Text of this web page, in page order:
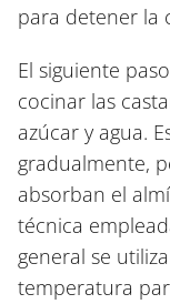
para detener la
El siguiente
cocinar las
azúcar y agua.
gradualmente,
absorban el
técnica
general se
temperatura